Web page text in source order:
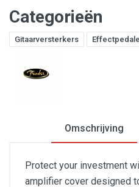
Categorieën
Gitaarversterkers
Omschrijving
Protect your investment
amplifier cover designed